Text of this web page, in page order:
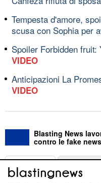
Tempesta d'amore,
scusa con Sophia per
Spoiler Forbidden
VIDEO
Anticipazioni La
VIDEO
Blasting News
contro le fake news
ABOUT